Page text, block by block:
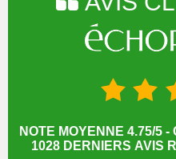
NOTE MOYENNE 4.75/5
1028 DERNIERS AVIS